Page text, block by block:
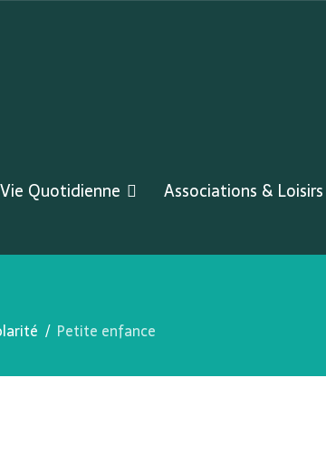
Vie Quotidienne Associations & Loisirs
Petite enfance